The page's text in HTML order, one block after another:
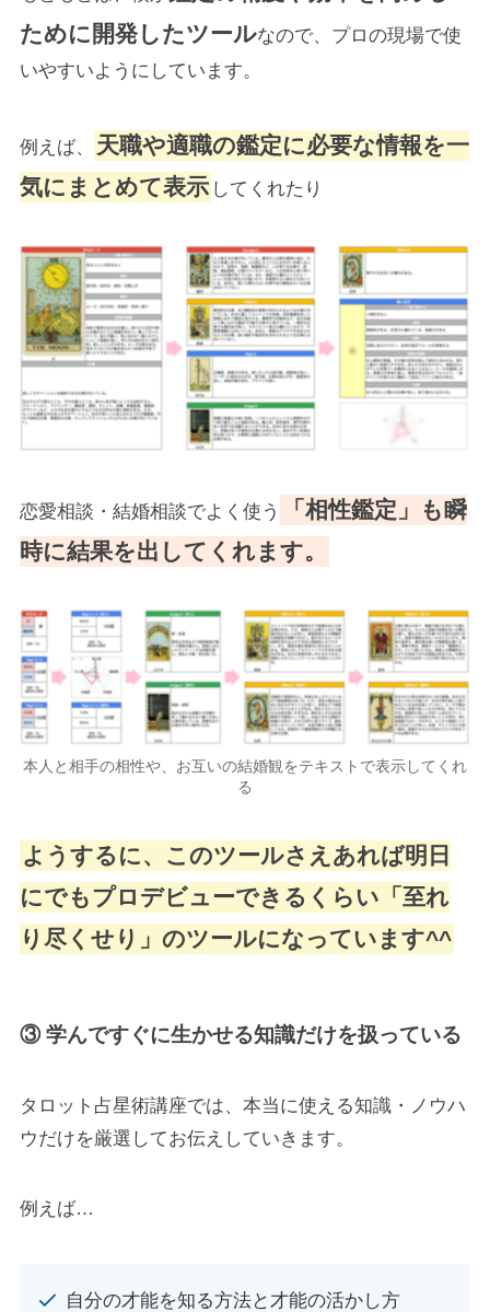
ために開発したツールなので、プロの現場で使
いやすいようにしています。
例えば、
天職や適職の鑑定に必要な情報を一
気にまとめて表示 してくれたり
恋愛相談・結婚相談でよく使う
「相性鑑定」も瞬
時に結果を出してくれます。
本人と相手の相性や、お互いの結婚観をテキストで表示してくれ
る
ようするに、このツールさえあれば明日
にでもプロデビューできるくらい「至れ
り尽くせり」のツールになっています^^
③ 学んですぐに生かせる知識だけを扱っている
タロット占星術講座では、本当に使える知識・ノウハ
ウだけを厳選してお伝えしていきます。
例えば…
自分の才能を知る方法と才能の活かし方